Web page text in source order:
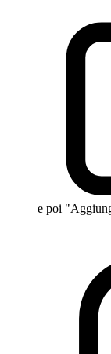
e poi